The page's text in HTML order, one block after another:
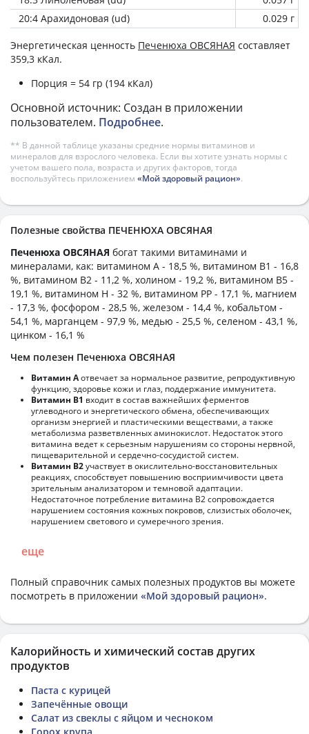
20:4 Арахидоновая (ud)
0.029 г
Энергетическая ценность Печенюха ОВСЯНАЯ составляет
359,3 кКал.
Порция = 54 гр (194 кКал)
Основной источник: Создан в приложении
пользователем. Подробнее.
** В данной таблице указаны средние нормы витаминов и
минералов для взрослого человека. Если вы хотите узнать нормы с
учетом вашего пола, возраста и других факторов, тогда
воспользуйтесь приложением «Мой здоровый рацион».
Полезные свойства ПЕЧЕНЮХА ОВСЯНАЯ
Печенюха ОВСЯНАЯ богат такими витаминами и
минералами, как: витамином А - 18,5 %, витамином B1 - 16,8
%, витамином B2 - 11,2 %, холином - 19,2 %, витамином B5 -
19,1 %, витамином H - 32 %, витамином PP - 17,1 %, магнием
- 17,3 %, фосфором - 28,5 %, железом - 14,4 %, кобальтом -
54,1 %, марганцем - 97,9 %, медью - 25,5 %, селеном - 43,1 %,
цинком - 16,1 %
Чем полезен Печенюха ОВСЯНАЯ
Витамин Аотвечает за нормальное развитие, репродуктивную
функцию, здоровье кожи и глаз, поддержание иммунитета.
Витамин В1 входит в состав важнейших ферментов
углеводного и энергетического обмена, обеспечивающих
организм энергией и пластическими веществами, а также
метаболизма разветвленных аминокислот. Недостаток этого
витамина ведет к серьезным нарушениям со стороны нервной,
пищеварительной и сердечно-сосудистой систем.
Витамин В2участвует в окислительно-восстановительных
реакциях, способствует повышению восприимчивости цвета
зрительным анализатором и темновой адаптации.
Недостаточное потребление витамина В2 сопровождается
нарушением состояния кожных покровов, слизистых оболочек,
нарушением светового и сумеречного зрения.
еще
Полный справочник самых полезных продуктов вы можете
посмотреть в приложении «Мой здоровый рацион».
Калорийность и химический состав других
продуктов
Паста с курицей
Запечённые овощи
Салат из свеклы с яйцом и чесноком